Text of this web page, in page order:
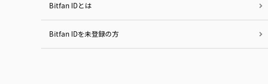
Bitfan IDとは
Bitfan IDを未登録の方